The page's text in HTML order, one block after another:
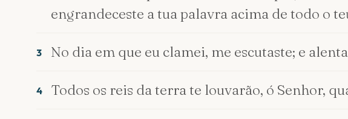
engrandeceste a tua palavra acima de todo o
3 No dia em que eu clamei, me escutaste; e
4 Todos os reis da terra te louvarão, ó Senhor,